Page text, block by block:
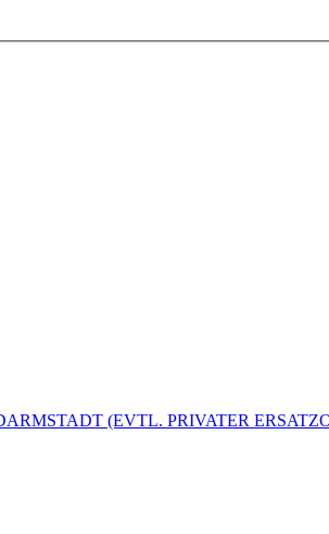
(EVTL. PRIVATER